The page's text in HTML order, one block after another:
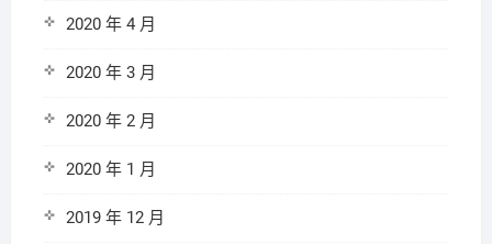
2020 年 4 月
2020 年 3 月
2020 年 2 月
2020 年 1 月
2019 年 12 月